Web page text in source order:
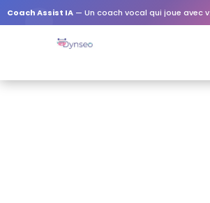
Coach Assist IA — Un coach vocal qui joue avec vos proches